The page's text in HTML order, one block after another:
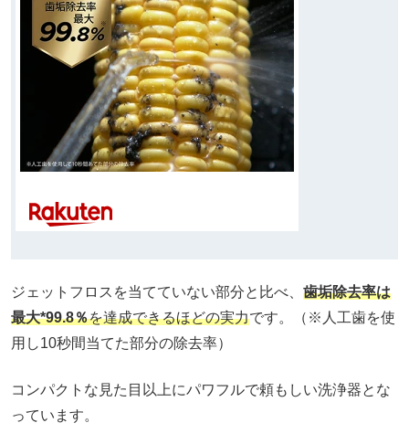
ジェットフロスを当てていない部分と比べ、 歯垢除去率は
最大*99.8％を達成できるほどの実力です。（※人工歯を使
用し10秒間当てた部分の除去率）
コンパクトな見た目以上にパワフルで頼もしい洗浄器とな
っています。